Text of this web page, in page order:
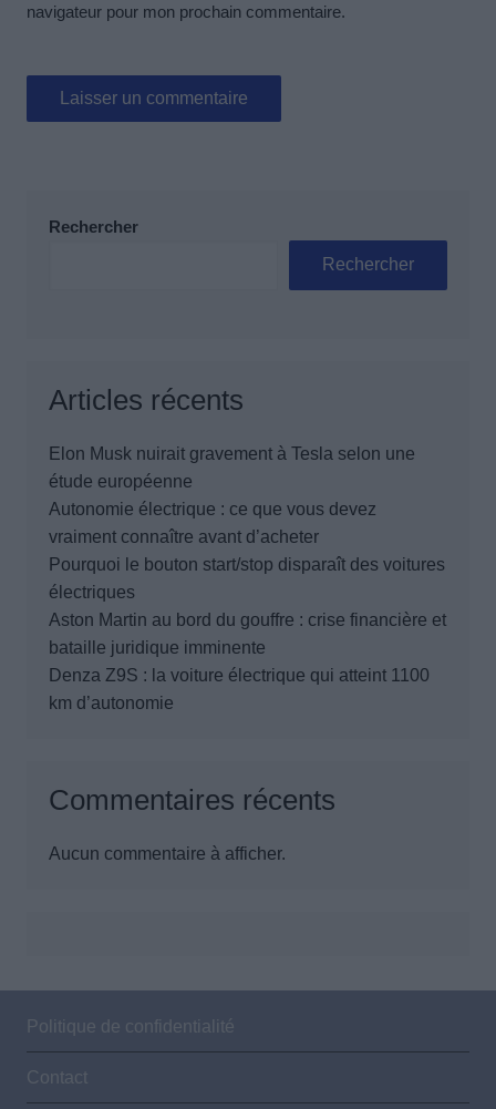
navigateur pour mon prochain commentaire.
Rechercher
Rechercher
Articles récents
Elon Musk nuirait gravement à Tesla selon une
étude européenne
Autonomie électrique : ce que vous devez
vraiment connaître avant d’acheter
Pourquoi le bouton start/stop disparaît des voitures
électriques
Aston Martin au bord du gouffre : crise financière et
bataille juridique imminente
Denza Z9S : la voiture électrique qui atteint 1100
km d’autonomie
Commentaires récents
Aucun commentaire à afficher.
Politique de confidentialité
Contact